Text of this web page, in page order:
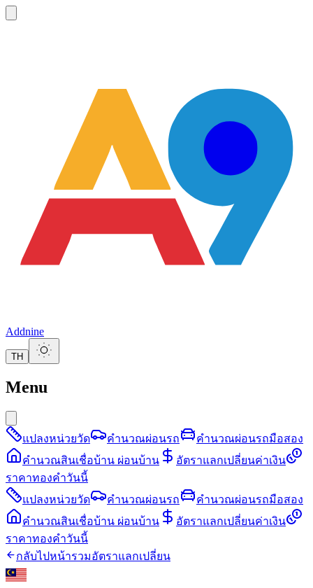
Addnine
TH
Menu
แปลงหน่วยวัด คำนวณผ่อนรถ
คำนวณผ่อนรถมือสอง
คำนวณสินเชื่อบ้าน ผ่อนบ้าน
อัตราแลกเปลี่ยนค่าเงิน
ราคาทองคำวันนี้
แปลงหน่วยวัด
คำนวณผ่อนรถ
คำนวณผ่อนรถมือสอง
คำนวณสินเชื่อบ้าน ผ่อนบ้าน
อัตราแลกเปลี่ยนค่าเงิน
ราคาทองคำวันนี้
กลับไปหน้ารวมอัตราแลกเปลี่ยน